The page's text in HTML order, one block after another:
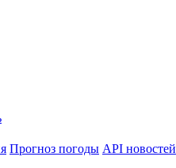
Прогноз погоды API новостей